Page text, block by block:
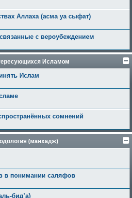
Аллаха (асма уа сыфат)
с вероубеждением
Исламом
Ислам
сомнений
(манхадж)
в понимании саляфов
бид’а)